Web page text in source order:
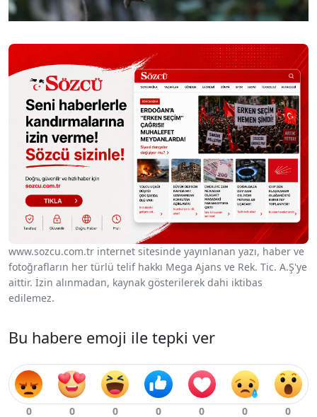
www.sozcu.com.tr internet sitesinde yayınlanan yazı, haber ve
fotoğrafların her türlü telif hakkı Mega Ajans ve Rek. Tic. A.Ş'ye
aittir. İzin alınmadan, kaynak gösterilerek dahi iktibas
edilemez.
Bu habere emoji ile tepki ver